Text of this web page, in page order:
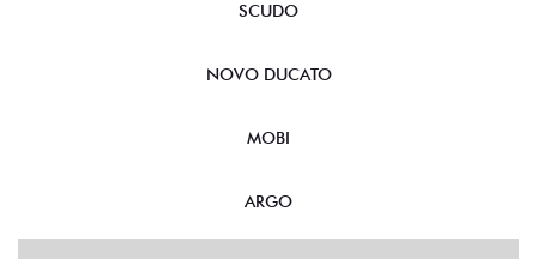
SCUDO
NOVO DUCATO
MOBI
ARGO